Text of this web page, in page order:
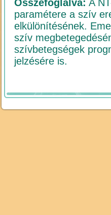
Összefoglalva: A
paramétere a szív
elkülönítésének.
szív
szívbetegségek
jelzésére is.